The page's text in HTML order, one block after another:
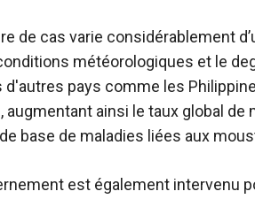
de cas varie considérablement
météorologiques et le
d'autres pays comme les
augmentant ainsi le taux global
base de maladies liées aux
est également intervenu